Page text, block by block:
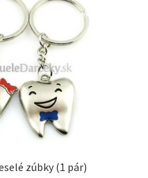
zúbky (1 pár)